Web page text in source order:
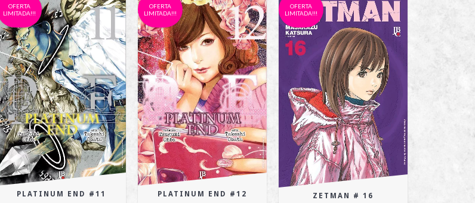
OFERTA
LIMITADA!!!
PLATINUM END #11
OFERTA
LIMITADA!!!
PLATINUM END #12
OFERTA
LIMITADA!!!
ZETMAN # 16